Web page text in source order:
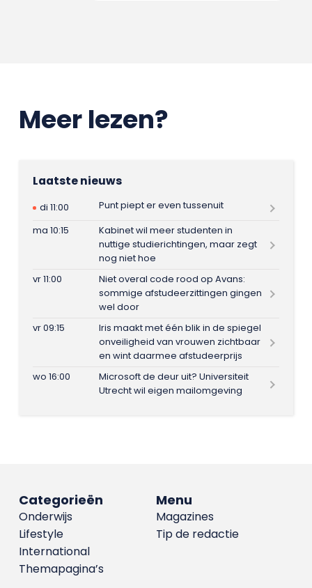
Meer lezen?
Laatste nieuws
di 11:00
Punt piept er even tussenuit
ma 10:15
Kabinet wil meer studenten in
nuttige studierichtingen, maar zegt
nog niet hoe
vr 11:00
Niet overal code rood op Avans:
sommige afstudeerzittingen gingen
wel door
vr 09:15
Iris maakt met één blik in de spiegel
onveiligheid van vrouwen zichtbaar
en wint daarmee afstudeerprijs
wo 16:00
Microsoft de deur uit? Universiteit
Utrecht wil eigen mailomgeving
Menu
Magazines
Tip de redactie
Categorieën
Onderwijs
Lifestyle
International
Themapagina’s